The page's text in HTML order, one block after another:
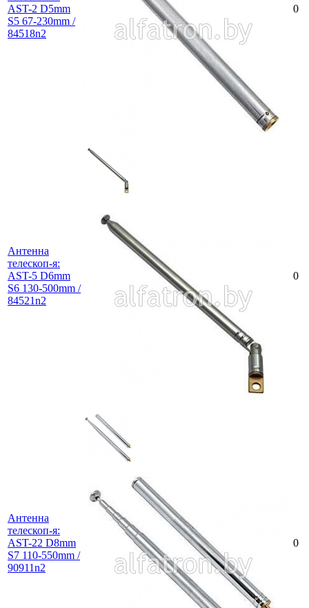
AST-2 D5mm
S5 67-230mm /
84518n2
0
Антенна
телескоп-я:
AST-5 D6mm
S6 130-500mm /
84521n2
0
Антенна
телескоп-я:
AST-22 D8mm
S7 110-550mm /
90911n2
0